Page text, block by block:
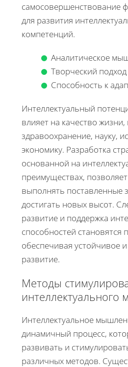
самосовершенствование
для развития
компетенций.
Аналитическое
Творческий подход
Способность к
Интеллектуальный
влияет на качество
здравоохранение, науку,
экономику. Разработка
основанной на
преимуществах,
выполнять поставленные
достигать новых высот.
развитие и поддержка
способностей становятся
обеспечивая устойчивое
развитие.
Методы
Интеллектуальное
динамичный процесс,
развивать и
различных методов.